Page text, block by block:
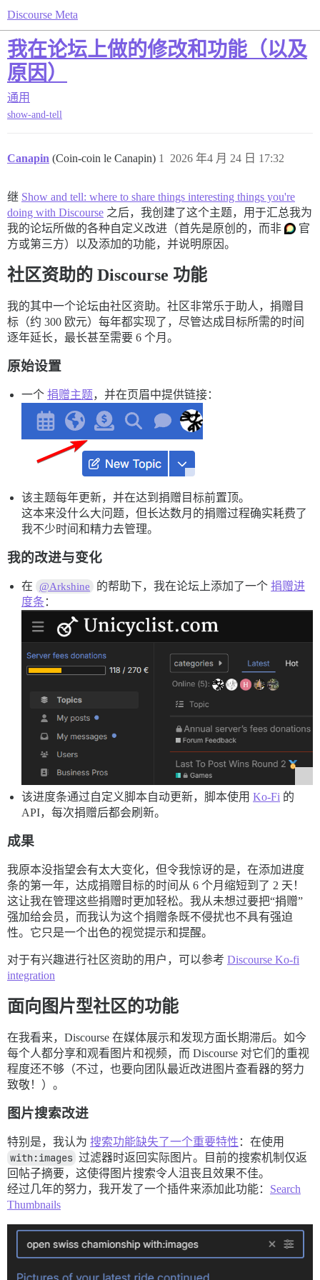
Discourse Meta
我在论坛上做的修改和功能（以及
原因）
通用
show-and-tell
Canapin (Coin-coin le Canapin) 2026 年4 月 24 日 17:32
1
继 Show and tell: where to share things interesting things you're
doing with Discourse 之后，我创建了这个主题，用于汇总我为
我的论坛所做的各种自定义改进（首先是原创的，而非
官
方或第三方）以及添加的功能，并说明原因。
社区资助的 Discourse 功能
我的其中一个论坛由社区资助。社区非常乐于助人，捐赠目
标（约 300 欧元）每年都实现了，尽管达成目标所需的时间
逐年延长，最长甚至需要 6 个月。
原始设置
一个 捐赠主题，并在页眉中提供链接：
该主题每年更新，并在达到捐赠目标前置顶。
这本来没什么大问题，但长达数月的捐赠过程确实耗费了
我不少时间和精力去管理。
我的改进与变化
在 @Arkshine 的帮助下，我在论坛上添加了一个捐赠进
度条 ：
该进度条通过自定义脚本自动更新，脚本使用 Ko-Fi 的
API，每次捐赠后都会刷新。
成果
我原本没指望会有太大变化，但令我惊讶的是，在添加进度
条的第一年，达成捐赠目标的时间从 6 个月缩短到了 2 天！
这让我在管理这些捐赠时更加轻松。我从未想过要把“捐赠”
强加给会员，而我认为这个捐赠条既不侵扰也不具有强迫
性。它只是一个出色的视觉提示和提醒。
对于有兴趣进行社区资助的用户，可以参考 Discourse Ko-fi
integration
面向图片型社区的功能
在我看来，Discourse 在媒体展示和发现方面长期滞后。如今
每个人都分享和观看图片和视频，而 Discourse 对它们的重视
程度还不够（不过，也要向团队最近改进图片查看器的努力
致敬！）。
图片搜索改进
特别是，我认为 搜索功能缺失了一个重要特性 ：在使用
with:images 过滤器时返回实际图片。目前的搜索机制仅返
回帖子摘要，这使得图片搜索令人沮丧且效果不佳。
经过几年的努力，我开发了一个插件来添加此功能： Search
Thumbnails